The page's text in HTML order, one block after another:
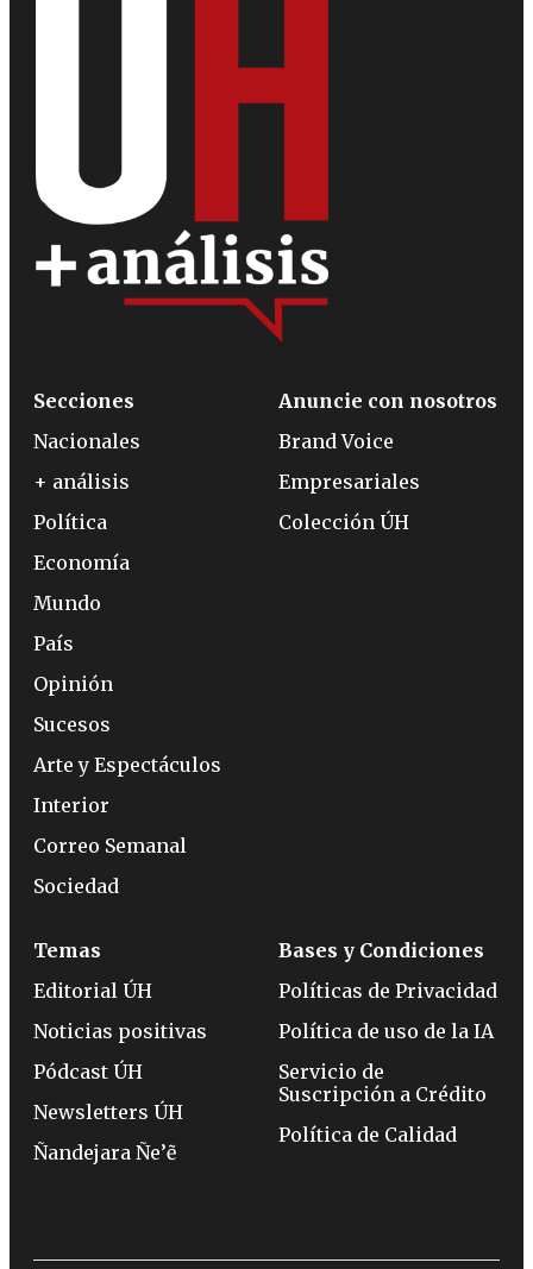
Secciones
Nacionales
+ análisis
Política
Economía
Mundo
País
Opinión
Sucesos
Arte y Espectáculos
Interior
Correo Semanal
Sociedad
Anuncie con nosotros
Brand Voice
Empresariales
Colección ÚH
Temas
Editorial ÚH
Noticias positivas
Pódcast ÚH
Newsletters ÚH
Ñandejara Ñe’ẽ
Bases y Condiciones
Políticas de Privacidad
Política de uso de la IA
Servicio de
Suscripción a Crédito
Política de Calidad